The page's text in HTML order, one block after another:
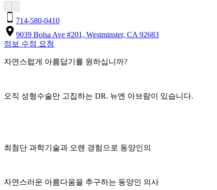
714-580-0410
9039 Bolsa Ave #201, Westminster, CA 92683
정보 수정 요청
자연스럽게 아름답기를 원하십니까?
오직 성형수술만 고집하는 DR. 뉴엔 아브람이 있습니다.
최첨단 과학기술과 오랜 경험으로 동양인의
자연스러운 아름다움을 추구하는 동양인 의사